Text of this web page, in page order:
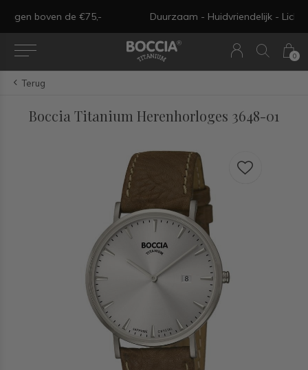
0
Duurzaam - Huidvriendelijk - Licht in gewicht - Tijdloos
Terug
Boccia Titanium Herenhorloges 3648-01